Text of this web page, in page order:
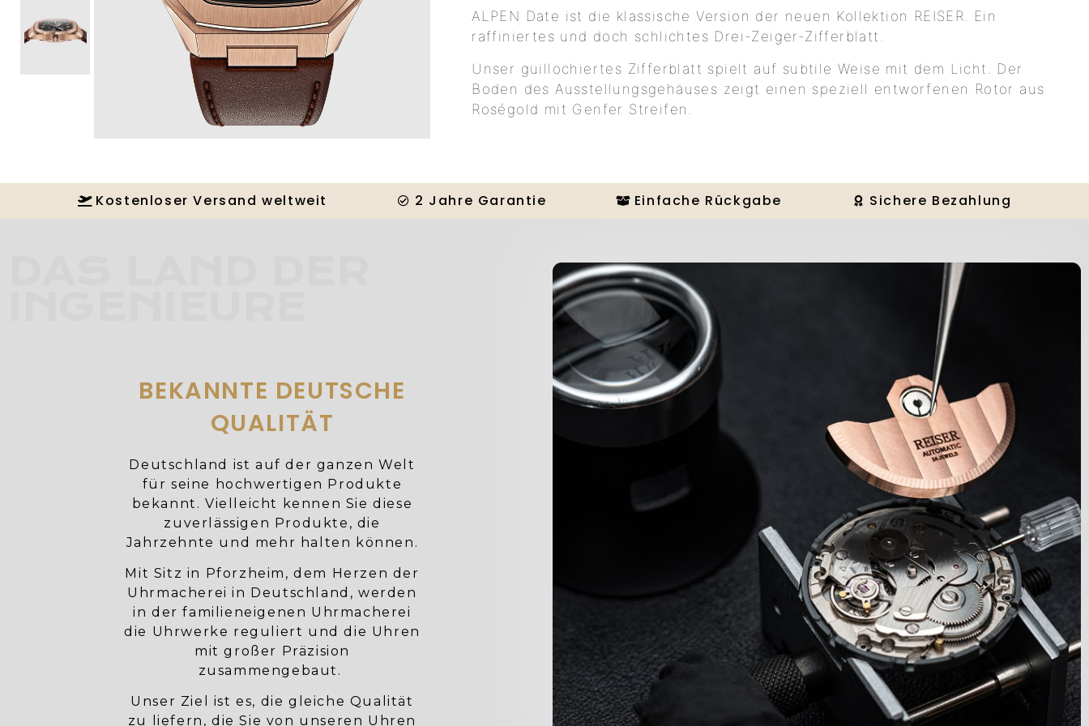
ALPEN Date ist die klassische Version der neuen Kollektion REISER. Ein
raffiniertes und doch schlichtes Drei-Zeiger-Zifferblatt.
Unser guillochiertes Zifferblatt spielt auf subtile Weise mit dem Licht. Der
Boden des Ausstellungsgehäuses zeigt einen speziell entworfenen Rotor aus
Roségold mit Genfer Streifen.
Kostenloser Versand weltweit 2 Jahre Garantie Einfache Rückgabe Sichere Bezahlung
BEKANNTE DEUTSCHE
QUALITÄT
Deutschland ist auf der ganzen Welt
für seine hochwertigen Produkte
bekannt. Vielleicht kennen Sie diese
zuverlässigen Produkte, die
Jahrzehnte und mehr halten können.
Mit Sitz in Pforzheim, dem Herzen der
Uhrmacherei in Deutschland, werden
in der familieneigenen Uhrmacherei
die Uhrwerke reguliert und die Uhren
mit großer Präzision
zusammengebaut.
Unser Ziel ist es, die gleiche Qualität
zu liefern, die Sie von unseren Uhren